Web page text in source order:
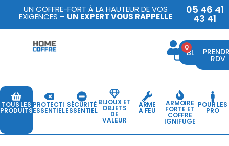
UN COFFRE-FORT À LA HAUTEUR DE VOS
EXIGENCES – UN EXPERT VOUS RAPPELLE
05 46 41
43 41
0BLOG
RDV
TOUS LES
PRODUITS
PROTECTION
ESSENTIELLE
SÉCURITÉ
ESSENTIELLE
BIJOUX ET
OBJETS
DE
VALEUR
ARME
A FEU
ARMOIRE
FORTE ET
COFFRE
IGNIFUGE
POUR LES
PRO